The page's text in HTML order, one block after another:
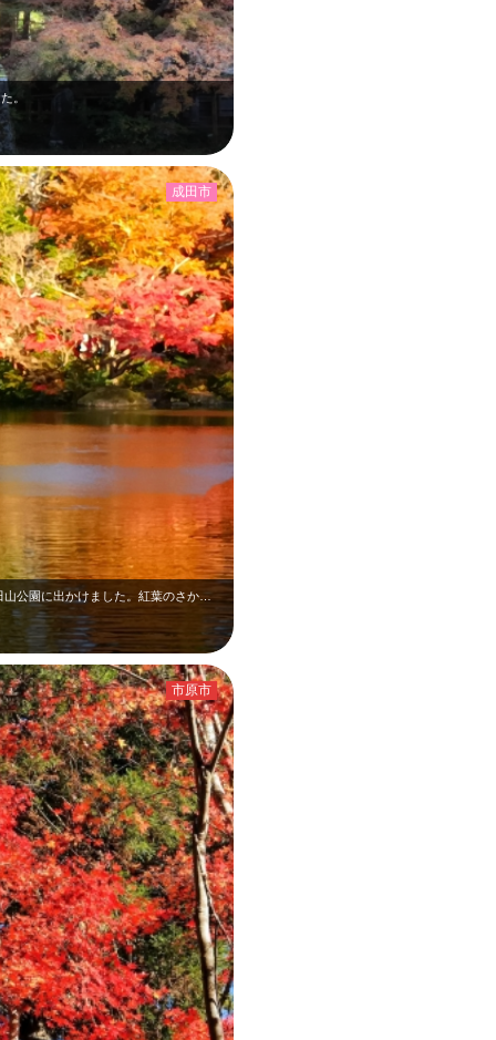
。
成田市
市原市